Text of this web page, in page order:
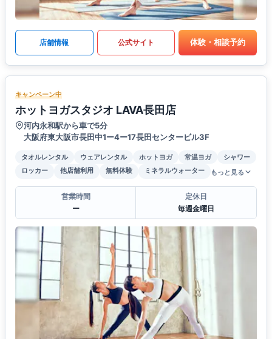
店舗情報 公式サイト 体験・相談予約
キャンペーン中
ホットヨガスタジオ LAVA長田店
河内永和駅から車で5分
大阪府東大阪市長田中1ー4ー17長田センタービル3F
タオルレンタル ウェアレンタル ホットヨガ 常温ヨガ
シャワー
ロッカー
他店舗利用 無料体験 ミネラルウォーター もっと見る
営業時間
ー
定休日
毎週金曜日